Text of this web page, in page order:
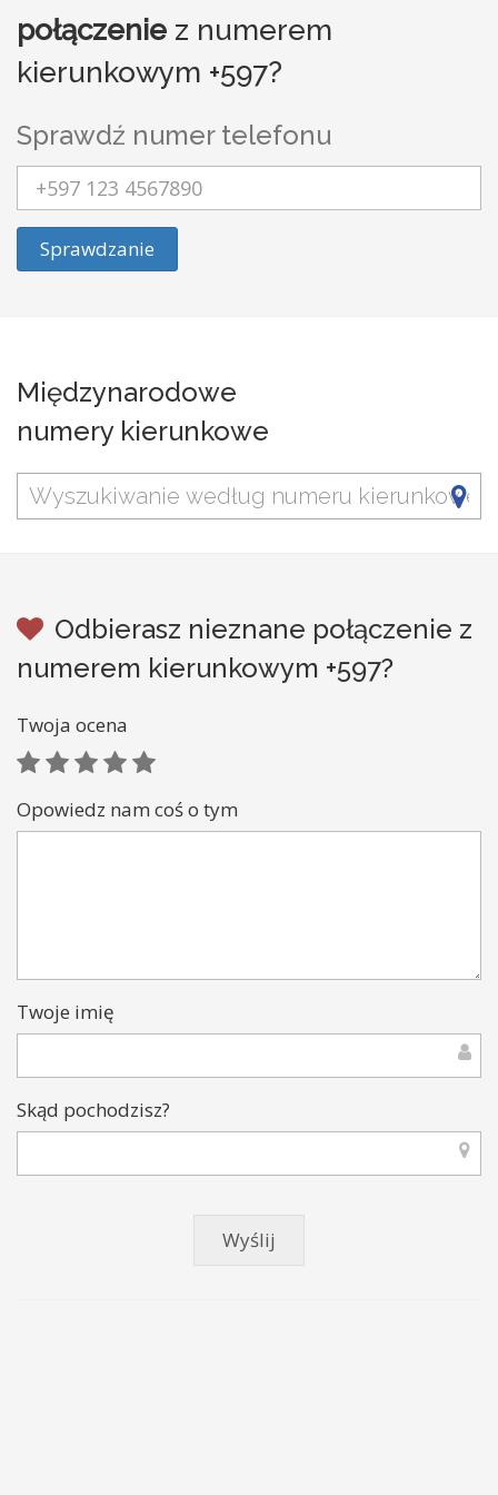
połączenie z numerem
kierunkowym +597?
Sprawdź numer telefonu
Sprawdzanie
Międzynarodowe
numery kierunkowe
Odbierasz nieznane połączenie z
numerem kierunkowym +597?
Twoja ocena
Opowiedz nam coś o tym
Twoje imię
Skąd pochodzisz?